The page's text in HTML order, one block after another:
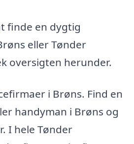
finde en dygtig
eller Tønder
oversigten herunder.
i Brøns. Find en
handyman i Brøns og
I hele Tønder